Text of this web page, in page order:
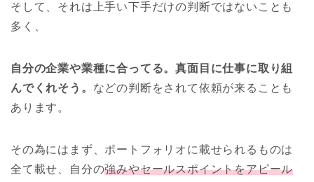
そして、それは上手い下手だけの判断ではないことも
多く、
自分の企業や業種に合ってる。真面目に仕事に取り組
んでくれそう。 などの判断をされて依頼が来ることも
あります。
その為にはまず、ポートフォリオに載せられるものは
全て載せ、自分の強みやセールスポイントをアピール